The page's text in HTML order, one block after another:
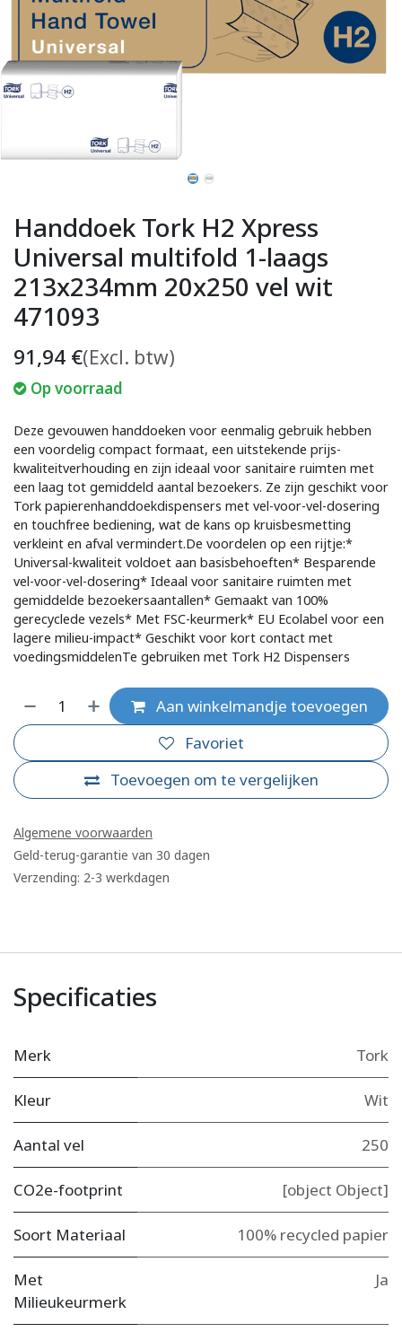
Handdoek Tork H2 Xpress
Universal multifold 1-laags
213x234mm 20x250 vel wit
471093
91,94 €(Excl. btw)
Op voorraad
Deze gevouwen handdoeken voor eenmalig gebruik hebben
een voordelig compact formaat, een uitstekende prijs-
kwaliteitverhouding en zijn ideaal voor sanitaire ruimten met
een laag tot gemiddeld aantal bezoekers. Ze zijn geschikt voor
Tork papierenhanddoekdispensers met vel-voor-vel-dosering
en touchfree bediening, wat de kans op kruisbesmetting
verkleint en afval vermindert.De voordelen op een rijtje:*
Universal-kwaliteit voldoet aan basisbehoeften* Besparende
vel-voor-vel-dosering* Ideaal voor sanitaire ruimten met
gemiddelde bezoekersaantallen* Gemaakt van 100%
gerecyclede vezels* Met FSC-keurmerk* EU Ecolabel voor een
lagere milieu-impact* Geschikt voor kort contact met
voedingsmiddelenTe gebruiken met Tork H2 Dispensers
Aan winkelmandje toevoegen
Toevoegen om te vergelijken
Favoriet
Algemene voorwaarden
Geld-terug-garantie van 30 dagen
Verzending: 2-3 werkdagen
Specificaties
Merk Tork
Kleur Wit
Aantal vel 250
CO2e-footprint [object Object]
Soort Materiaal 100% recycled papier
Met
Milieukeurmerk
Ja